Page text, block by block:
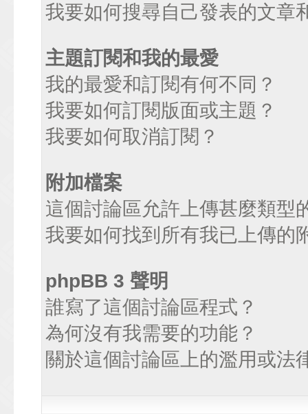
我要如何搜尋自己發表的文章
主題訂閱和我的最愛
我的最愛和訂閱有何不同？
我要如何訂閱版面或主題？
我要如何取消訂閱？
附加檔案
這個討論區允許上傳甚麼類型
我要如何找到所有我已上傳的
phpBB 3 聲明
誰寫了這個討論區程式？
為何沒有我需要的功能？
關於這個討論區上的濫用或法